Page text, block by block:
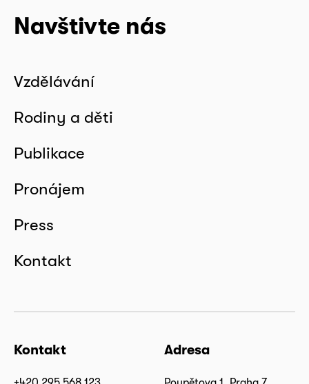
Navštivte nás
Vzdělávání
Rodiny a děti
Publikace
Pronájem
Press
Kontakt
Kontakt Adresa